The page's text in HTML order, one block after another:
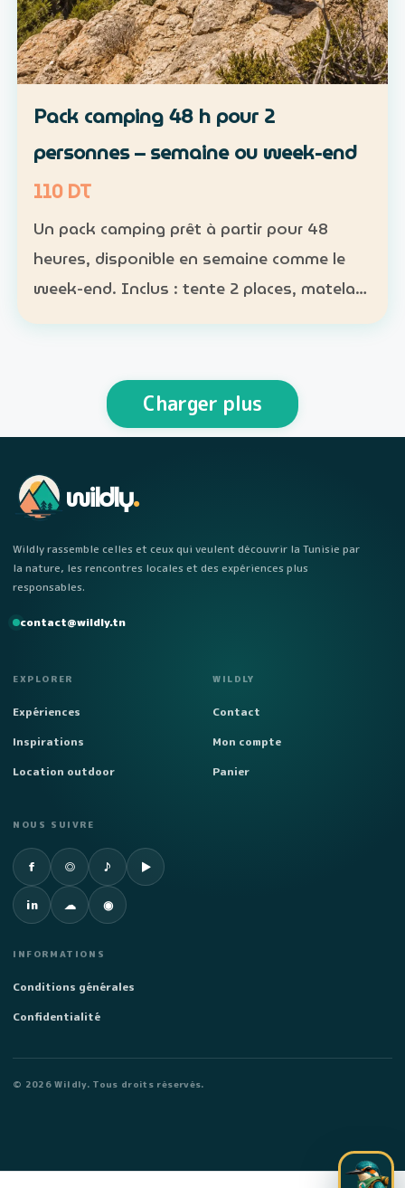
Pack camping 48 h pour 2
personnes – semaine ou week-end
110 DT
Un pack camping prêt à partir pour 48
heures, disponible en semaine comme le
week-end. Inclus : tente 2 places, matelas,
personnes Week-end…
Charger plus
wildly.
Wildly rassemble celles et ceux qui veulent découvrir la Tunisie par
la nature, les rencontres locales et des expériences plus
responsables.
contact@wildly.tn
EXPLORER
Expériences
Inspirations
Location outdoor
WILDLY
Contact
Mon compte
Panier
NOUS SUIVRE
f
Facebook
◎
Instagram♪
TikTok ▶
YouTube
in
LinkedIn ☁
SoundCloud
◉
Spotify
INFORMATIONS
Conditions générales
Confidentialité
© 2026 Wildly. Tous droits réservés.